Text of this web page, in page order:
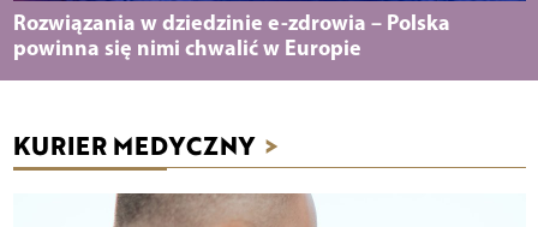
Rozwiązania w dziedzinie e-zdrowia – Polska
powinna się nimi chwalić w Europie
KURIER MEDYCZNY >